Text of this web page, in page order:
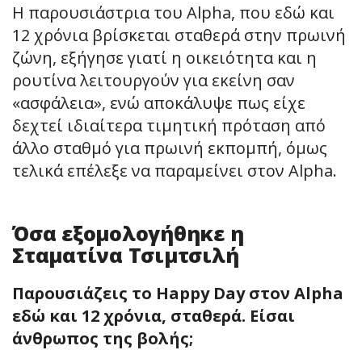
Η παρουσιάστρια του Alpha, που εδώ και
12 χρόνια βρίσκεται σταθερά στην πρωινή
ζώνη, εξήγησε γιατί η οικειότητα και η
ρουτίνα λειτουργούν για εκείνη σαν
«ασφάλεια», ενώ αποκάλυψε πως είχε
δεχτεί ιδιαίτερα τιμητική πρόταση από
άλλο σταθμό για πρωινή εκπομπή, όμως
τελικά επέλεξε να παραμείνει στον Alpha.
Όσα εξομολογήθηκε η
Σταματίνα Τσιμτσιλή
Παρουσιάζεις το Happy Day στον Alpha
εδώ και 12 χρόνια, σταθερά. Είσαι
άνθρωπος της βολής;